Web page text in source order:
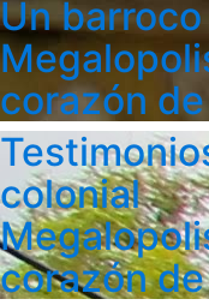
Un
corazón
colonial
corazón